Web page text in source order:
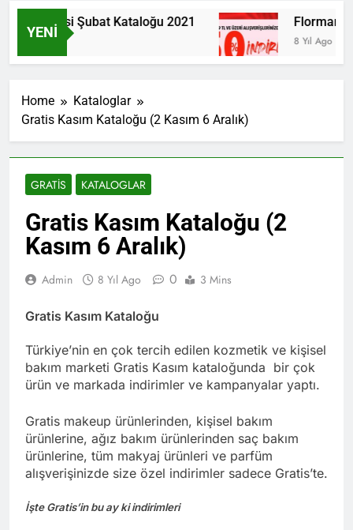
YENI
Farmasi Şubat Kataloğu 2021
6 Yıl Ago
Flormar
8 Yıl Ago
Home
Kataloglar
Gratis Kasım Kataloğu (2 Kasım 6 Aralık)
GRATIS KATALOGLAR
Gratis Kasım Kataloğu (2
Kasım 6 Aralık)
Admin 8 Yıl Ago 0 3 Mins
Gratis Kasım Kataloğu
Türkiye’nin en çok tercih edilen kozmetik ve kişisel
bakım marketi Gratis Kasım kataloğunda bir çok
ürün ve markada indirimler ve kampanyalar yaptı.
Gratis makeup ürünlerinden, kişisel bakım
ürünlerine, ağız bakım ürünlerinden saç bakım
ürünlerine, tüm makyaj ürünleri ve parfüm
alışverişinizde size özel indirimler sadece Gratis’te.
İşte Gratis’in bu ay ki indirimleri